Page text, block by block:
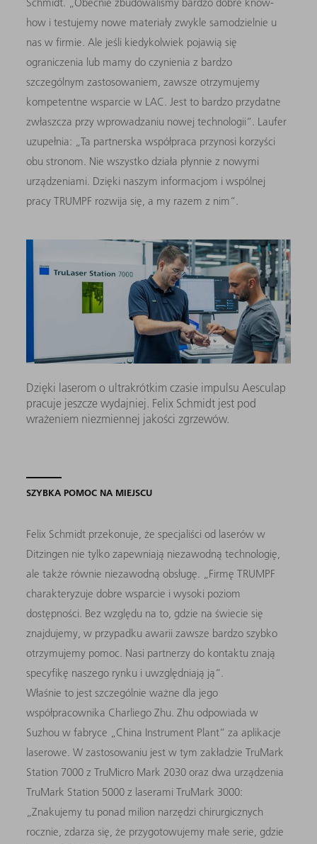
how i testujemy nowe materiały zwykle samodzielnie u
nas w firmie. Ale jeśli kiedykolwiek pojawią się
ograniczenia lub mamy do czynienia z bardzo
szczególnym zastosowaniem, zawsze otrzymujemy
kompetentne wsparcie w LAC. Jest to bardzo przydatne
zwłaszcza przy wprowadzaniu nowej technologii“. Laufer
uzupełnia: „Ta partnerska współpraca przynosi korzyści
obu stronom. Nie wszystko działa płynnie z nowymi
urządzeniami. Dzięki naszym informacjom i wspólnej
pracy TRUMPF rozwija się, a my razem z nim“.
Dzięki laserom o ultrakrótkim czasie impulsu Aesculap
pracuje jeszcze wydajniej. Felix Schmidt jest pod
wrażeniem niezmiennej jakości zgrzewów.
SZYBKA POMOC NA MIEJSCU
Felix Schmidt przekonuje, że specjaliści od laserów w
Ditzingen nie tylko zapewniają niezawodną technologię,
ale także równie niezawodną obsługę. „Firmę TRUMPF
charakteryzuje dobre wsparcie i wysoki poziom
dostępności. Bez względu na to, gdzie na świecie się
znajdujemy, w przypadku awarii zawsze bardzo szybko
otrzymujemy pomoc. Nasi partnerzy do kontaktu znają
specyfikę naszego rynku i uwzględniają ją“.
Właśnie to jest szczególnie ważne dla jego
współpracownika Charliego Zhu. Zhu odpowiada w
Suzhou w fabryce „China Instrument Plant“ za aplikacje
laserowe. W zastosowaniu jest w tym zakładzie TruMark
Station 7000 z TruMicro Mark 2030 oraz dwa urządzenia
TruMark Station 5000 z laserami TruMark 3000:
„Znakujemy tu ponad milion narzędzi chirurgicznych
rocznie, zdarza się, że przygotowujemy małe serie, gdzie